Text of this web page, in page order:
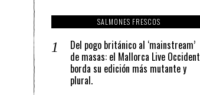
SALMONES FRESCOS
Del pogo británico al ‘mainstream’
de masas: el Mallorca Live Occident
borda su edición más mutante y
plural.